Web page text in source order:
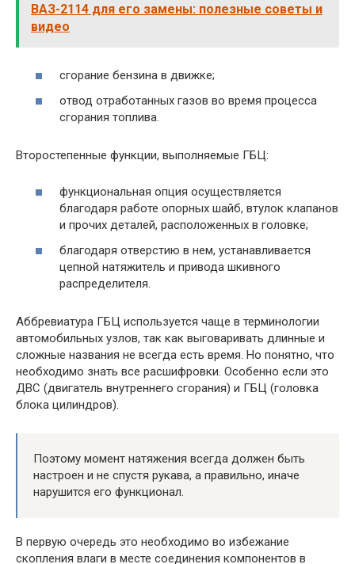
ВАЗ-2114 для его замены: полезные советы и
видео
сгорание бензина в движке;
отвод отработанных газов во время процесса
сгорания топлива.
Второстепенные функции, выполняемые ГБЦ:
функциональная опция осуществляется
благодаря работе опорных шайб, втулок клапанов
и прочих деталей, расположенных в головке;
благодаря отверстию в нем, устанавливается
цепной натяжитель и привода шкивного
распределителя.
Аббревиатура ГБЦ используется чаще в терминологии
автомобильных узлов, так как выговаривать длинные и
сложные названия не всегда есть время. Но понятно, что
необходимо знать все расшифровки. Особенно если это
ДВС (двигатель внутреннего сгорания) и ГБЦ (головка
блока цилиндров).
Поэтому момент натяжения всегда должен быть
настроен и не спустя рукава, а правильно, иначе
нарушится его функционал.
В первую очередь это необходимо во избежание
скопления влаги в месте соединения компонентов в